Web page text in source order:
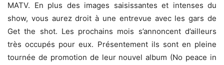
MATV. En plus des images saisissantes et intenses du
show, vous aurez droit à une entrevue avec les gars de
Get the shot. Les prochains mois s’annoncent d’ailleurs
très occupés pour eux. Présentement ils sont en pleine
tournée de promotion de leur nouvel album (No peace in